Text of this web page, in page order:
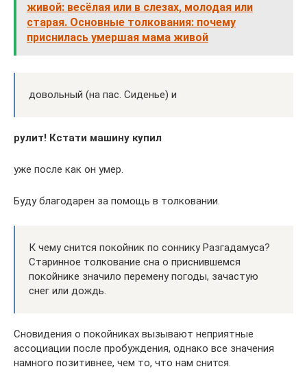
живой: весёлая или в слезах, молодая или
старая. Основные толкования: почему
приснилась умершая мама живой
довольный (на пас. Сиденье) и
рулит! Кстати машину купил
уже после как он умер.
Буду благодарен за помощь в толковании.
К чему снится покойник по соннику Разгадамуса?
Старинное толкование сна о приснившемся
покойнике значило перемену погоды, зачастую
снег или дождь.
Сновидения о покойниках вызывают неприятные
ассоциации после пробуждения, однако все значения
намного позитивнее, чем то, что нам снится.